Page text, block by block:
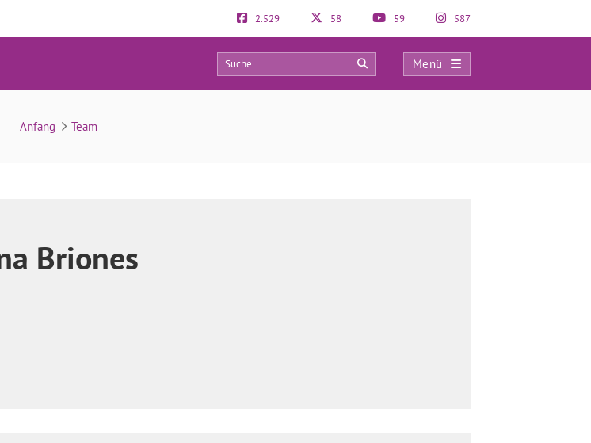
2.529 58 59 587
Menü
Befruchtung?
4 0
Anfang Team
Briones